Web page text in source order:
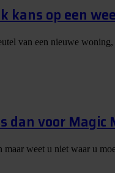
kans op een
van een nieuwe
dan voor Magic
maar weet u niet waar u